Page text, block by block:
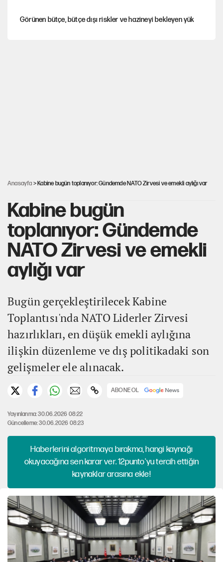
Görünen bütçe, bütçe dışı riskler ve hazineyi bekleyen yük
Anasayfa > Kabine bugün toplanıyor: Gündemde NATO Zirvesi ve emekli aylığı var
Kabine bugün
toplanıyor: Gündemde
NATO Zirvesi ve emekli
aylığı var
Bugün gerçekleştirilecek Kabine
Toplantısı'nda NATO Liderler Zirvesi
hazırlıkları, en düşük emekli aylığına
ilişkin düzenleme ve dış politikadaki son
gelişmeler ele alınacak.
ABONE OL
Yayınlanma: 30.06.2026 08:22
Güncelleme: 30.06.2026 08:23
Haberlerini algoritmaya bırakma, hangi kaynağı
okuyacağına sen karar ver. 12punto'yu tercih ettiğin
kaynaklar arasına ekle!